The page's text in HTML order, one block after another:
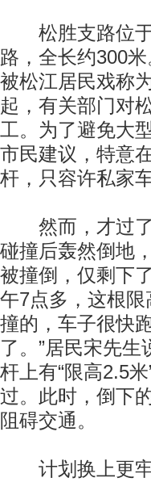
松胜支路位于
路，全长约300
被松江居民戏称
起，有关部门对
工。为了避免大
市民建议，特意
杆，只容许私家
然而，才过了2
碰撞后轰然倒地
被撞倒，仅剩下
午7点多，这根
撞的，车子很快
了。”居民宋先
杆上有“限高2.5
过。此时，倒下
阻碍交通。
计划换上更牢